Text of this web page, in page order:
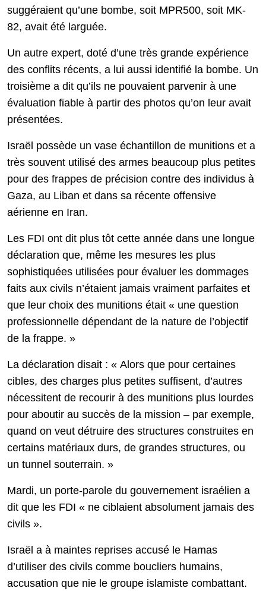
suggéraient qu’une bombe, soit MPR500, soit MK-
82, avait été larguée.
Un autre expert, doté d’une très grande expérience
des conflits récents, a lui aussi identifié la bombe. Un
troisième a dit qu’ils ne pouvaient parvenir à une
évaluation fiable à partir des photos qu’on leur avait
présentées.
Israël possède un vase échantillon de munitions et a
très souvent utilisé des armes beaucoup plus petites
pour des frappes de précision contre des individus à
Gaza, au Liban et dans sa récente offensive
aérienne en Iran.
Les FDI ont dit plus tôt cette année dans une longue
déclaration que, même les mesures les plus
sophistiquées utilisées pour évaluer les dommages
faits aux civils n’étaient jamais vraiment parfaites et
que leur choix des munitions était « une question
professionnelle dépendant de la nature de l’objectif
de la frappe. »
La déclaration disait : « Alors que pour certaines
cibles, des charges plus petites suffisent, d’autres
nécessitent de recourir à des munitions plus lourdes
pour aboutir au succès de la mission – par exemple,
quand on veut détruire des structures construites en
certains matériaux durs, de grandes structures, ou
un tunnel souterrain. »
Mardi, un porte-parole du gouvernement israélien a
dit que les FDI « ne ciblaient absolument jamais des
civils ».
Israël a à maintes reprises accusé le Hamas
d’utiliser des civils comme boucliers humains,
accusation que nie le groupe islamiste combattant.